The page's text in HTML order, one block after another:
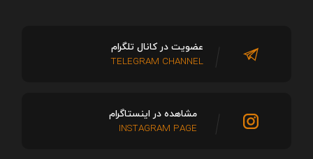
عضویت در کانال تلگرام
TELEGRAM CHANNEL
مشاهده در اینستاگرام
INSTAGRAM PAGE